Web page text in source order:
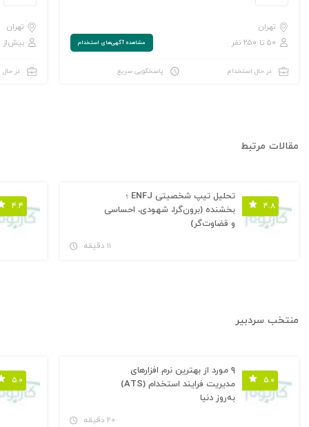
تهران
۵۰ تا ۲۵۰ نفر
مشاهده‌ آگهی‌های استخدام
در حال استخدام پاسخگویی سریع
تهران
بیش‌از ۱,۰۰۰ نفر
در
مقالات مرتبط
۴.۸
تحلیل تیپ شخصیتی ENFJ ؛
بخشنده (برون‌گرا، شهودی، احساسی
و قضاوت‌گر)
۱۱ دقیقه
۴.۴
منتخب سردبیر
۵.۰
۹ مورد از بهترین نرم افزارهای
مدیریت فرایند استخدام (ATS)
به‌روز دنیا
۲۰ دقیقه
۵.۰